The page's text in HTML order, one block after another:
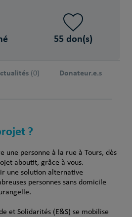
55 don(s)
(0) Donateur.e.s
?
une personne à la rue à Tours, dès
aboutit, grâce à vous.
une solution alternative
personnes sans domicile
et Solidarités (E&S) se mobilise